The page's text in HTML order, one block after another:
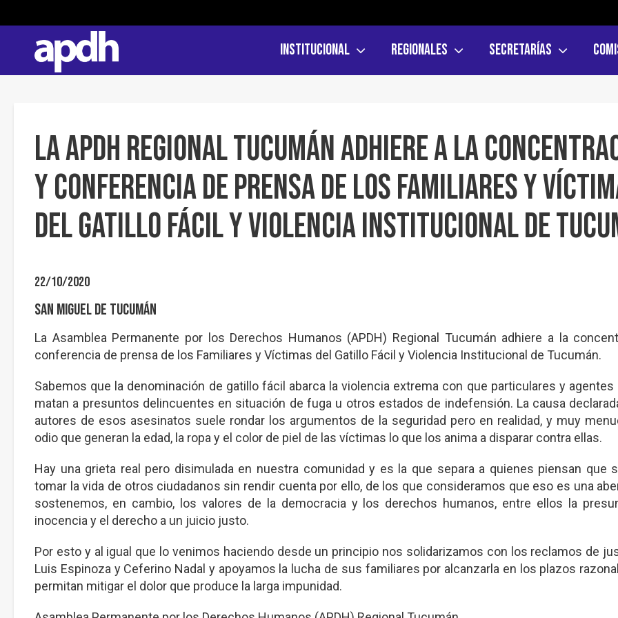
Institucional Regionales Secretarías
La APDH Regional Tucumán adhiere a la
y conferencia de prensa de los Familiares y
del Gatillo Fácil y Violencia Institucional de
22/10/2020
San Miguel de Tucumán
La Asamblea Permanente por los Derechos Humanos (APDH) Regional Tucumán adhiere a la
conferencia de prensa de los Familiares y Víctimas del Gatillo Fácil y Violencia Institucional de Tucumán.
Sabemos que la denominación de gatillo fácil abarca la violencia extrema con que particulares y agentes
matan a presuntos delincuentes en situación de fuga u otros estados de indefensión. La causa
autores de esos asesinatos suele rondar los argumentos de la seguridad pero en realidad, y muy
odio que generan la edad, la ropa y el color de piel de las víctimas lo que los anima a disparar contra ellas.
Hay una grieta real pero disimulada en nuestra comunidad y es la que separa a quienes piensan que
tomar la vida de otros ciudadanos sin rendir cuenta por ello, de los que consideramos que eso es una
sostenemos, en cambio, los valores de la democracia y los derechos humanos, entre ellos la
inocencia y el derecho a un juicio justo.
Por esto y al igual que lo venimos haciendo desde un principio nos solidarizamos con los reclamos de
Luis Espinoza y Ceferino Nadal y apoyamos la lucha de sus familiares por alcanzarla en los plazos
permitan mitigar el dolor que produce la larga impunidad.